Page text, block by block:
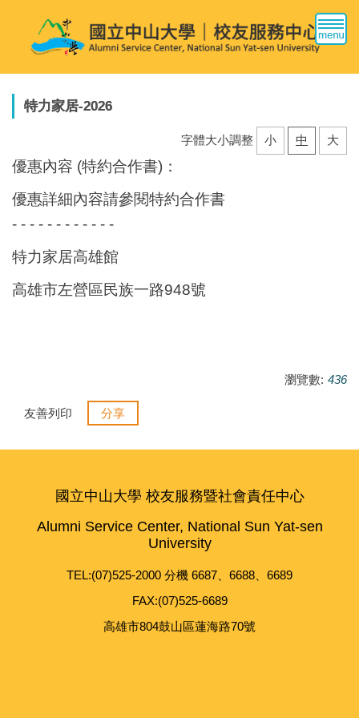
區
特力家居-2026
字體大小調整 小 中 大
優惠內容 (特約合作書)：
優惠詳細內容請參閱特約合作書
- - - - - - - - - - - -
特力家居高雄館
高雄市左營區民族一路948號
瀏覽數: 436
友善列印 分享
國立中山大學 校友服務暨社會責任中心
Alumni Service Center, National Sun Yat-sen
University
TEL:(07)525-2000 分機 6687、6688、6689
FAX:(07)525-6689
高雄市804鼓山區蓮海路70號